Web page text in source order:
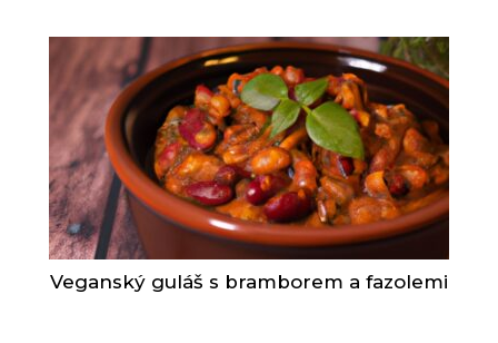
Veganský guláš s bramborem a fazolemi